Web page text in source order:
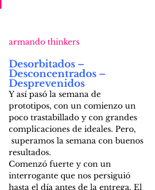
armando thinkers
Desorbitados –
Desconcentrados –
Desprevenidos
Y así pasó la semana de
prototipos, con un comienzo un
poco trastabillado y con grandes
complicaciones de ideales. Pero,
superamos la semana con buenos
resultados.
Comenzó fuerte y con un
interrogante que nos persiguió
hasta el día antes de la entrega. El